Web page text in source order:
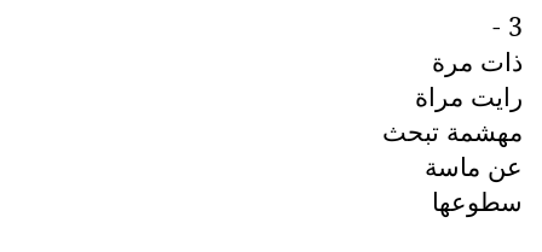
3 -
ذات مرة
رايت مراة
مهشمة تبحث
عن ماسة
سطوعها